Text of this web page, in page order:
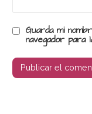
Guarda mi
navegador para